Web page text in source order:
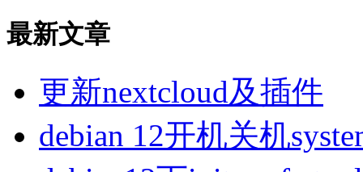
最新文章
更新nextcloud及插件
debian 12开机关机